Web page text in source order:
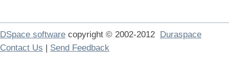
DSpace software copyright © 2002-2012 Duraspace
Contact Us | Send Feedback